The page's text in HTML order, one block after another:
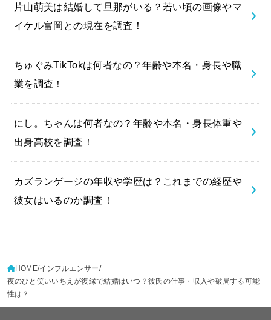
片山萌美は結婚して旦那がいる？若い頃の画像やマ
イケル富岡との現在を調査！
ちゅぐみTikTokは何者なの？年齢や本名・身長や職
業を調査！
にし。ちゃんは何者なの？年齢や本名・身長体重や
出身高校を調査！
カズランゲージの年収や学歴は？これまでの経歴や
彼女はいるのか調査！
HOME インフルエンサー
夜のひと笑いいちえが復縁で結婚はいつ？彼氏の仕事・収入や破局する可能
性は？